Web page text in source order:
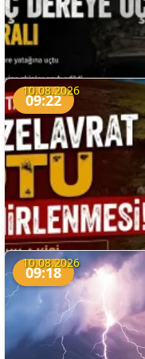
10.08.2026
Kağızman’da Hafif
09:22
10.08.2026
Kars’ta “Güzelavrat
09:18